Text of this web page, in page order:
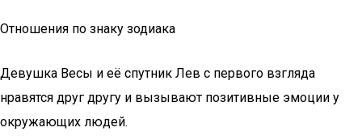
Отношения по знаку зодиака
Девушка Весы и её спутник Лев с первого взгляда
нравятся друг другу и вызывают позитивные эмоции у
окружающих людей.